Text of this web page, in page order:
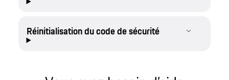
Réinitialisation du code de sécurité